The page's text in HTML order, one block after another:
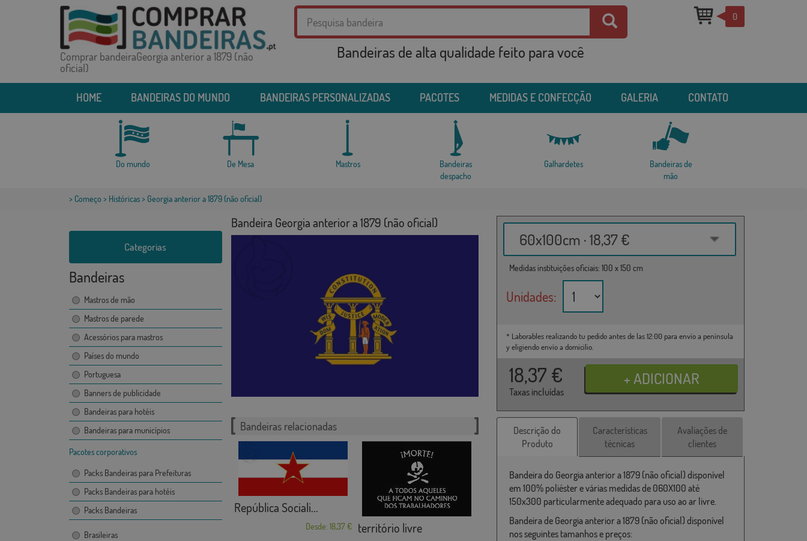
Comprar bandeiraGeorgia anterior a 1879 (não
oficial)
Bandeiras de alta qualidade feito para você
0
HOME BANDEIRAS DO MUNDO BANDEIRAS PERSONALIZADAS PACOTES MEDIDAS E CONFECÇÃO GALERIA CONTATO
Do mundo De Mesa Mastros
Bandeiras
despacho
Galhardetes
Bandeiras de
mão
> Começo > Históricas> Georgia anterior a 1879 (não oficial)
Categorias
Bandeiras
Mastros de mão
Mastros de parede
Acessórios para mastros
Países do mundo
Portuguesa
Banners de publicidade
Bandeiras para hotéis
Bandeiras para municípios
Pacotes corporativos
Packs Bandeiras para Prefeituras
Packs Bandeiras para hotéis
Packs Bandeiras
Brasileiras
Bandeira Georgia anterior a 1879 (não oficial)
60x100cm · 18,37 €
Medidas instituições oficiais: 100 x 150 cm
Unidades:
* Laborables realizando tu pedido antes de las 12:00 para envío a península
y eligiendo envío a domicilio.
18,37 €
Taxas incluídas
Bandeiras relacionadas
República Sociali...
Desde: 18,37 € território livre
Descrição do
Produto
Características
técnicas
Avaliações de
clientes
Bandeira do Georgia anterior a 1879 (não oficial) disponível
em 100% poliéster e várias medidas de 060X100 até
150x300 particularmente adequado para uso ao ar livre.
Bandeira de Georgia anterior a 1879 (não oficial) disponível
nos seguintes tamanhos e preços: